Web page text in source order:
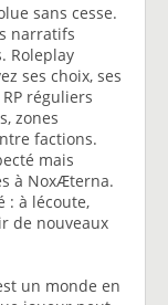
sans cesse.
narratifs
Roleplay
ses choix, ses
réguliers
zones
factions.
mais
à NoxÆterna.
: à lécoute,
de nouveaux
un monde en